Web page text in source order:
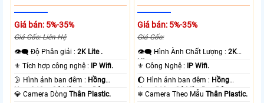
Giá bán: 5%-35%
Giá Gốc: Liên Hệ
👁️‍🗨 Độ Phân giải :2K Lite .
⚜️ Tích hợp công nghệ :
IP Wifi.
🌛 Hình ảnh ban đêm : Hồng
Ngoại 10m Có Màu Ban Ðêm.
💎 Camera DòngThân Plastic.
Giá bán: 5%-35%
Giá Gốc:
👁️‍🗨 Hình Ành Chất Lượng :2K
Lite .
⚜️ Công Nghệ :
IP Wifi.
🌔 Hình ảnh ban đêm : Hồng
Ngoại 10m Có Màu Ban Ðêm.
❄ Camera Theo MẫuThân Plastic.